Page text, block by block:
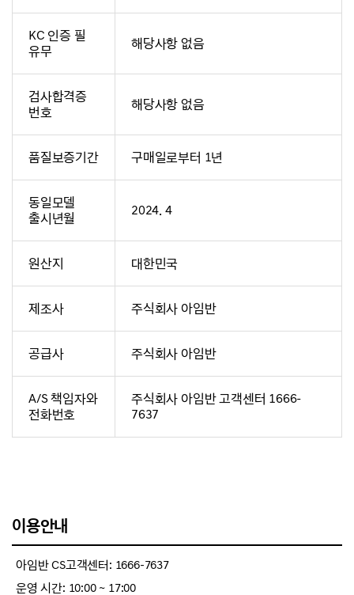
KC 인증 필
유무
해당사항 없음
검사합격증
번호
해당사항 없음
품질보증기간 구매일로부터 1년
동일모델
출시년월
2024. 4
원산지 대한민국
제조사 주식회사 아임반
공급사 주식회사 아임반
A/S 책임자와
전화번호
주식회사 아임반 고객센터 1666-
7637
이용안내
아임반 CS고객센터: 1666-7637
운영 시간: 10:00 ~ 17:00